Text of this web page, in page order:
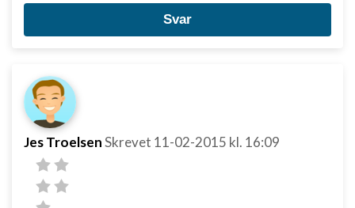
Svar
Jes TroelsenSkrevet 11-02-2015 kl. 16:09